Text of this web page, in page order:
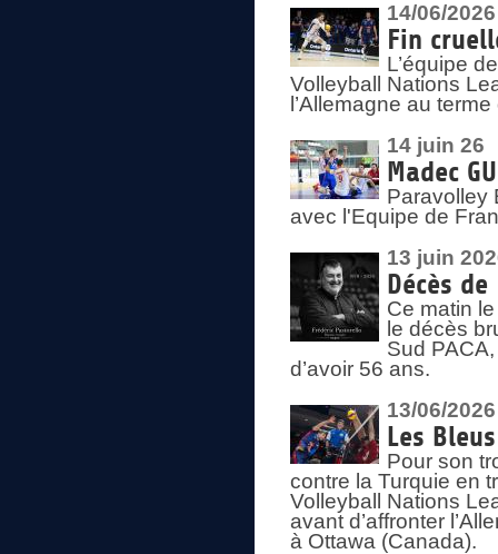
14/06/2026
Fin
L’équipe
Volleyball Nations
l’Allemagne au
14 juin 26
Madec
Paravolley
avec l'Equipe de
13 juin
Décès de
Ce matin
le décès
Sud
d’avoir 56 ans.
13/06/2026
Les
Pour son
contre la Turquie en
Volleyball Nations
avant d’affronter
à Ottawa (Canada).